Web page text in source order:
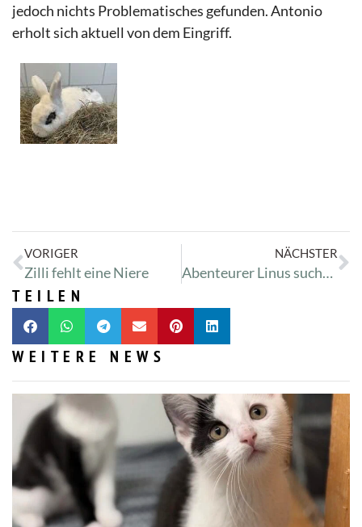
jedoch nichts Problematisches gefunden. Antonio
erholt sich aktuell von dem Eingriff.
VORIGER
Zilli fehlt eine Niere
NÄCHSTER
Abenteurer Linus sucht seinen Menschen :-)
TEILEN
WEITERE NEWS